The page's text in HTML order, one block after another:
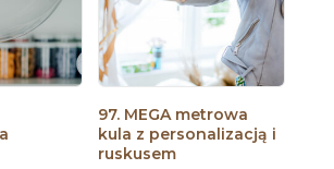
97. MEGA metrowa
kula z personalizacją i
ruskusem